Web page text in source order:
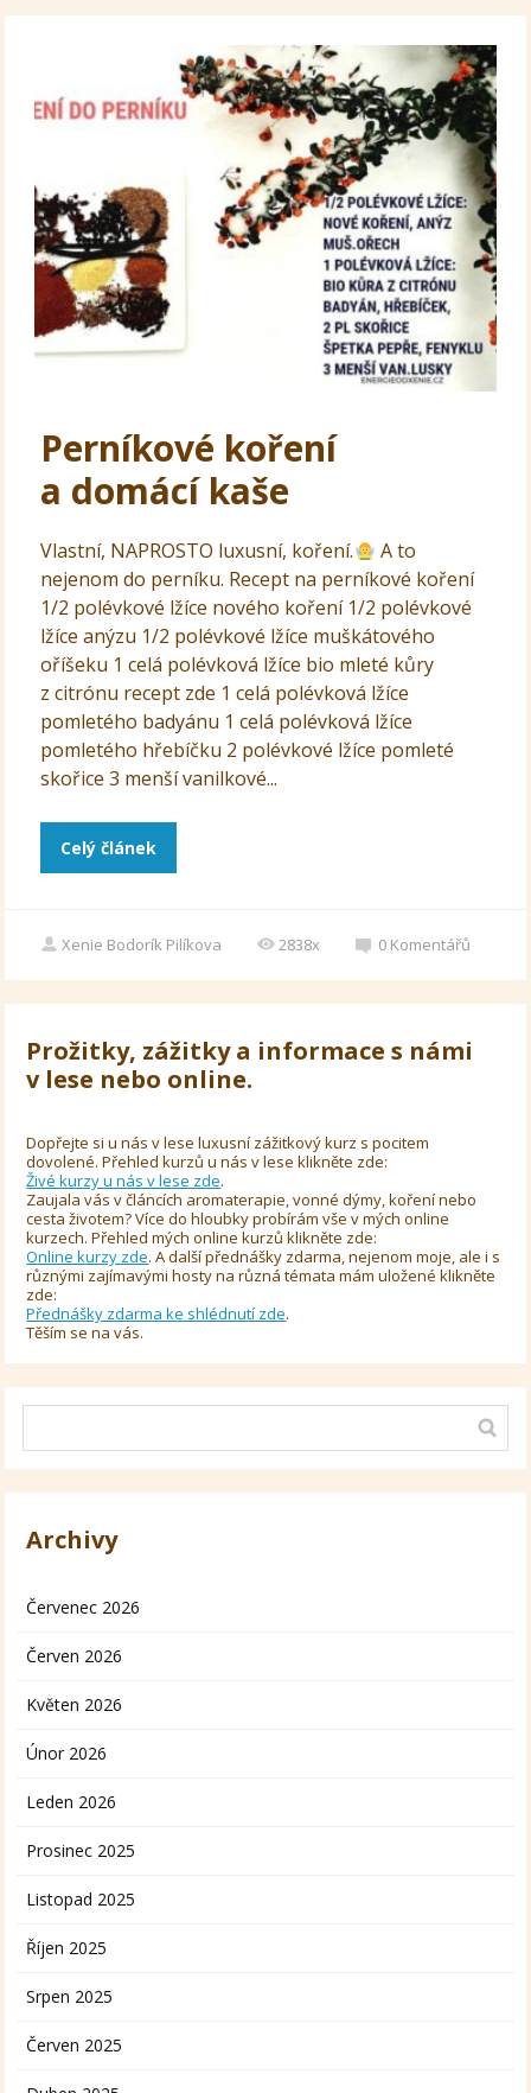
Perníkové koření
a domácí kaše
Vlastní, NAPROSTO luxusní, koření.
A to
nejenom do perníku. Recept na perníkové koření
1/2 polévkové lžíce nového koření 1/2 polévkové
lžíce anýzu 1/2 polévkové lžíce muškátového
oříšeku 1 celá polévková lžíce bio mleté kůry
z citrónu recept zde 1 celá polévková lžíce
pomletého badyánu 1 celá polévková lžíce
pomletého hřebíčku 2 polévkové lžíce pomleté
skořice 3 menší vanilkové...
Celý článek
Xenie Bodorík Pilíkova 2838x 0 Komentářů
Prožitky, zážitky a informace s námi
v lese nebo online.
Dopřejte si u nás v lese luxusní zážitkový kurz s pocitem
dovolené. Přehled kurzů u nás v lese klikněte zde:
Živé kurzy u nás v lese zde.
Zaujala vás v článcích aromaterapie, vonné dýmy, koření nebo
cesta životem? Více do hloubky probírám vše v mých online
kurzech. Přehled mých online kurzů klikněte zde:
Online kurzy zde. A další přednášky zdarma, nejenom moje, ale i s
různými zajímavými hosty na různá témata mám uložené klikněte
zde:
Přednášky zdarma ke shlédnutí zde.
Těším se na vás.
Archivy
Červenec 2026
Červen 2026
Květen 2026
Únor 2026
Leden 2026
Prosinec 2025
Listopad 2025
Říjen 2025
Srpen 2025
Červen 2025